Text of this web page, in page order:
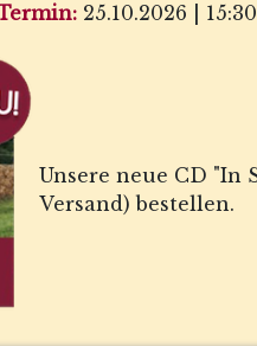
25.10.2026 |
Unsere neue CD "In
Versand) bestellen.